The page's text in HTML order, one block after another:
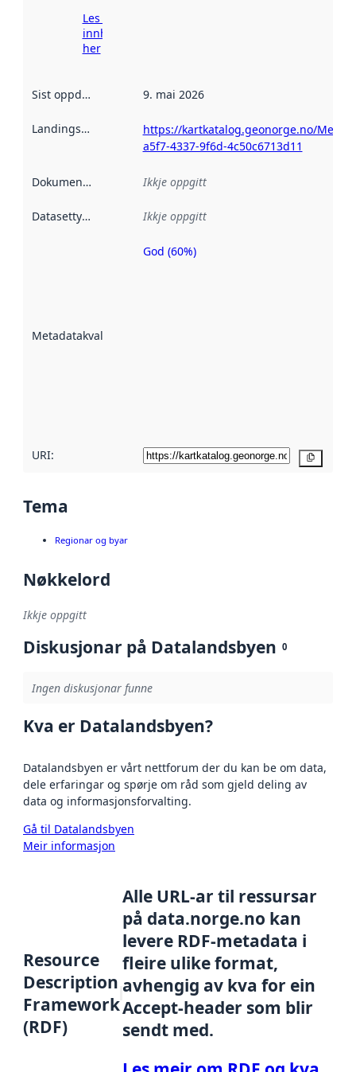
Les meir om
innhenting
her
Sist oppdatert 9. mai 2026
Landingsside
https://kartkatalog.geonorge.no/
a5f7-4337-9f6d-4c50c6713d11
Dokumentasjon Ikkje oppgitt
Datasettype Ikkje oppgitt
Metadatakvalitet
Metadatakvalitet
God (60%)
URI:
Tema
Regionar og byar
Nøkkelord
Ikkje oppgitt
Diskusjonar på Datalandsbyen 0
Ingen diskusjonar funne
Kva er Datalandsbyen?
Datalandsbyen er vårt nettforum der du kan be om data,
dele erfaringar og spørje om råd som gjeld deling av
data og informasjonsforvalting.
Gå til Datalandsbyen
Meir informasjon
Resource
Description
Framework
(RDF)
Alle URL-ar til ressursar
på data.norge.no kan
levere RDF-metadata i
fleire ulike format,
avhengig av kva for ein
Accept-header som blir
sendt med.